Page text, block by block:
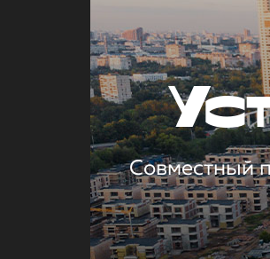
Совместный